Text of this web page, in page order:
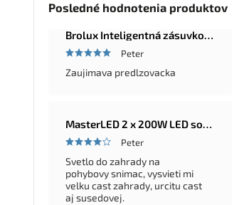
Posledné hodnotenia produktov
Brolux Inteligentná zásuvková lišta Master-Slave, 5 zásuviek, 2m
Peter
Zaujimava predlzovacka
MasterLED 2 x 200W LED solárna okrúhla pouličná a záhradná lampa Ufo, diaľkové ovládanie, 6000K, IP65
Peter
Svetlo do zahrady na
pohybovy snimac, vysvieti mi
velku cast zahrady, urcitu cast
aj susedovej.